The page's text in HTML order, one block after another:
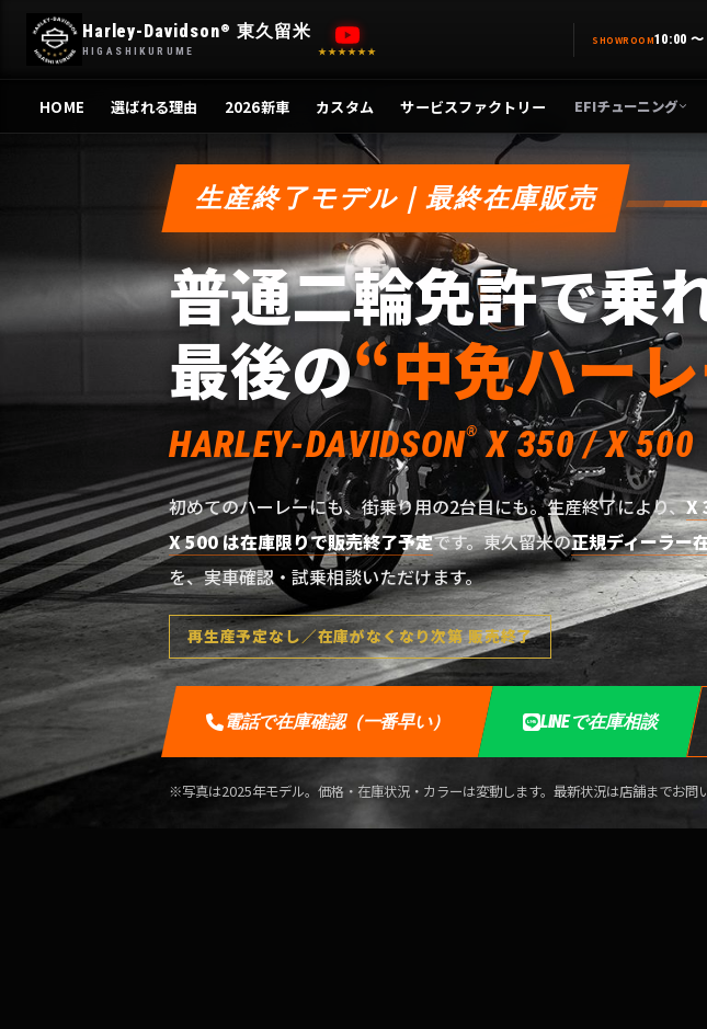
Harley-Davidson® 東久留米
HIGASHIKURUME ★★★★★★
SHOWROOM10:00 〜
HOME 選ばれる理由 2026新車 カスタム サービスファクトリー EFIチューニング
生産終了モデル｜最終在庫販売
普通二輪免許で乗
最後の“中免ハー
HARLEY-DAVIDSON® X 350 / X 500
初めてのハーレーにも、街乗り用の2台目にも。生産終了により、X
X 500 は在庫限りで販売終了予定です。東久留米の正規ディーラー
を、実車確認・試乗相談いただけます。
再生産予定なし／在庫がなくなり次第 販売終了
電話で在庫確認（一番早い） LINEで在庫相談
※写真は2025年モデル。価格・在庫状況・カラーは変動します。最新状況は店舗までお問